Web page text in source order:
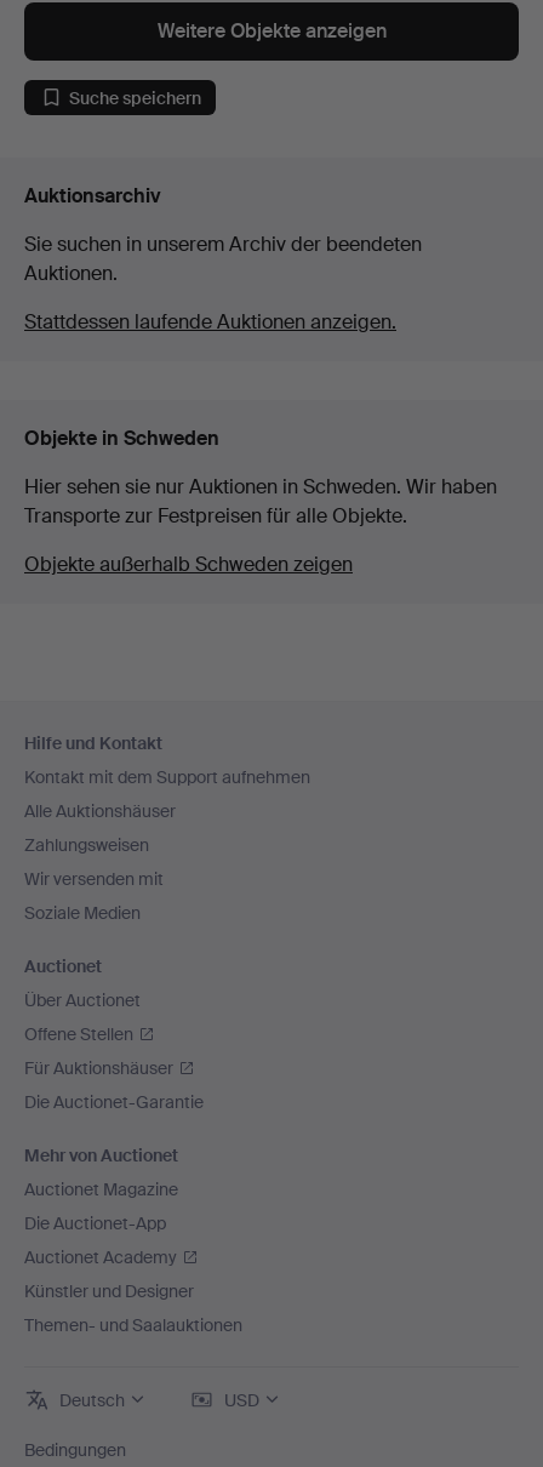
Weitere Objekte anzeigen
Suche speichern
Auktionsarchiv
Sie suchen in unserem Archiv der beendeten
Auktionen.
Stattdessen laufende Auktionen anzeigen.
Objekte in Schweden
Hier sehen sie nur Auktionen in Schweden. Wir haben
Transporte zur Festpreisen für alle Objekte.
Objekte außerhalb Schweden zeigen
Navigation
Hilfe und Kontakt
Kontakt mit dem Support aufnehmen
Alle Auktionshäuser
Zahlungsweisen
Wir versenden mit
Soziale Medien
Auctionet
Über Auctionet
Offene Stellen
Für Auktionshäuser
Die Auctionet-Garantie
Mehr von Auctionet
Auctionet Magazine
Die Auctionet-App
Auctionet Academy
Künstler und Designer
Themen- und Saalauktionen
Deutsch USD
Bedingungen